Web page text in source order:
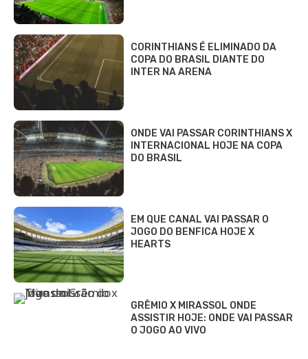
CORINTHIANS É ELIMINADO DA
COPA DO BRASIL DIANTE DO
INTER NA ARENA
ONDE VAI PASSAR CORINTHIANS X
INTERNACIONAL HOJE NA COPA
DO BRASIL
EM QUE CANAL VAI PASSAR O
JOGO DO BENFICA HOJE X
HEARTS
GRÊMIO X MIRASSOL ONDE
ASSISTIR HOJE: ONDE VAI PASSAR
O JOGO AO VIVO